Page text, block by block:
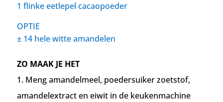
1 flinke eetlepel cacaopoeder
OPTIE
± 14 hele witte amandelen
ZO MAAK JE HET
1. Meng amandelmeel, poedersuiker zoetstof,
amandelextract en eiwit in de keukenmachine